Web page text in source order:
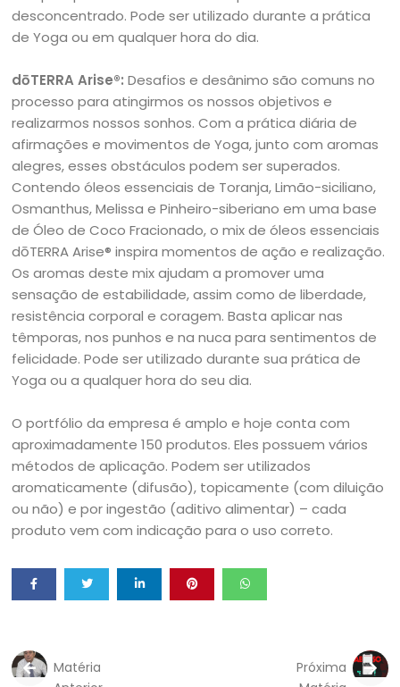
desconcentrado. Pode ser utilizado durante a prática
de Yoga ou em qualquer hora do dia.
dōTERRA Arise®: Desafios e desânimo são comuns no
processo para atingirmos os nossos objetivos e
realizarmos nossos sonhos. Com a prática diária de
afirmações e movimentos de Yoga, junto com aromas
alegres, esses obstáculos podem ser superados.
Contendo óleos essenciais de Toranja, Limão-siciliano,
Osmanthus, Melissa e Pinheiro-siberiano em uma base
de Óleo de Coco Fracionado, o mix de óleos essenciais
dōTERRA Arise® inspira momentos de ação e realização.
Os aromas deste mix ajudam a promover uma
sensação de estabilidade, assim como de liberdade,
resistência corporal e coragem. Basta aplicar nas
têmporas, nos punhos e na nuca para sentimentos de
felicidade. Pode ser utilizado durante sua prática de
Yoga ou a qualquer hora do seu dia.
O portfólio da empresa é amplo e hoje conta com
aproximadamente 150 produtos. Eles possuem vários
métodos de aplicação. Podem ser utilizados
aromaticamente (difusão), topicamente (com diluição
ou não) e por ingestão (aditivo alimentar) – cada
produto vem com indicação para o uso correto.
Matéria
Próxima